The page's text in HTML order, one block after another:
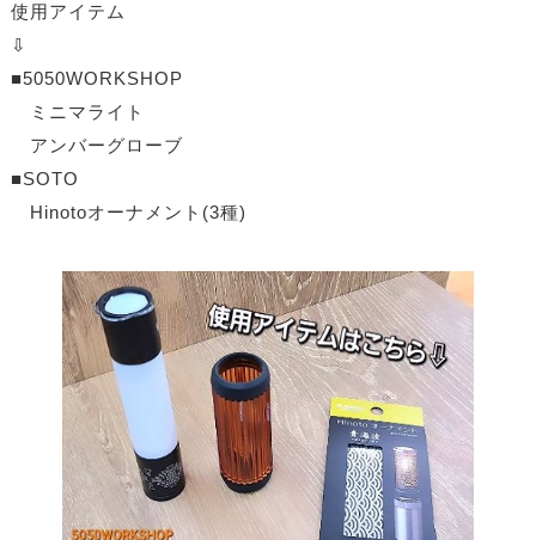
使用アイテム
⇩
■5050WORKSHOP
ミニマライト
アンバーグローブ
■SOTO
Hinotoオーナメント(3種)